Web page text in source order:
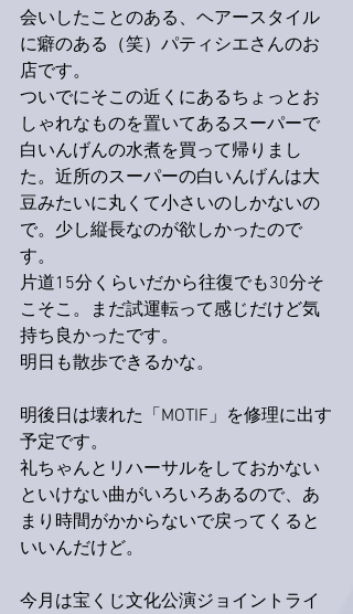
会いしたことのある、ヘアースタイル
に癖のある（笑）パティシエさんのお
店です。
ついでにそこの近くにあるちょっとお
しゃれなものを置いてあるスーパーで
白いんげんの水煮を買って帰りまし
た。近所のスーパーの白いんげんは大
豆みたいに丸くて小さいのしかないの
で。少し縦長なのが欲しかったので
す。
片道15分くらいだから往復でも30分そ
こそこ。まだ試運転って感じだけど気
持ち良かったです。
明日も散歩できるかな。
明後日は壊れた「MOTIF」を修理に出す
予定です。
礼ちゃんとリハーサルをしておかない
といけない曲がいろいろあるので、あ
まり時間がかからないで戻ってくると
いいんだけど。
今月は宝くじ文化公演ジョイントライ